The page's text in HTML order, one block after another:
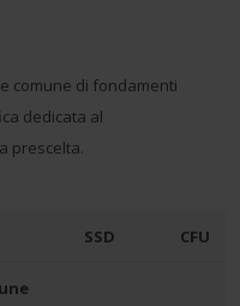
dei dati web,
loro o che hanno
comune di fondamenti
dedicata al
prescelta.
SSD CFU